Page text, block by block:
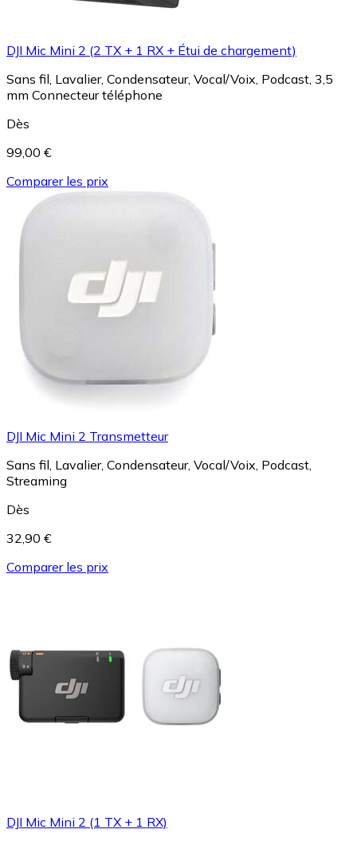
DJI Mic Mini 2 (2 TX + 1 RX + Étui de chargement)
Sans fil, Lavalier, Condensateur, Vocal/Voix, Podcast, 3,5
mm Connecteur téléphone
Dès
99,00 €
Comparer les prix
DJI Mic Mini 2 Transmetteur
Sans fil, Lavalier, Condensateur, Vocal/Voix, Podcast,
Streaming
Dès
32,90 €
Comparer les prix
DJI Mic Mini 2 (1 TX + 1 RX)